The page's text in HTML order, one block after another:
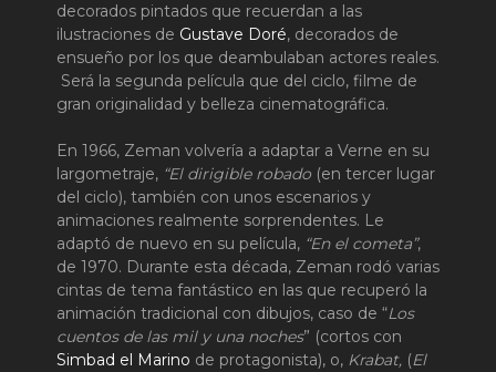
decorados pintados que recuerdan a las
ilustraciones de Gustave Doré, decorados de
ensueño por los que deambulaban actores reales.
Será la segunda película que del ciclo, filme de
gran originalidad y belleza cinematográfica.
En 1966, Zeman volvería a adaptar a Verne en su
largometraje, “El dirigible robado (en tercer lugar
del ciclo), también con unos escenarios y
animaciones realmente sorprendentes. Le
adaptó de nuevo en su película, “En el cometa”,
de 1970. Durante esta década, Zeman rodó varias
cintas de tema fantástico en las que recuperó la
animación tradicional con dibujos, caso de “Los
cuentos de las mil y una noches” (cortos con
Simbad el Marino de protagonista), o, Krabat, (El